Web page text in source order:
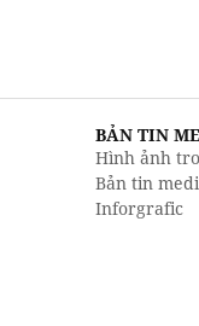
BẢN TIN
Hình ảnh
Bản tin
Inforgrafic